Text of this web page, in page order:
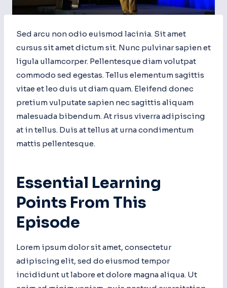
Sed arcu non odio euismod lacinia. Sit amet
cursus sit amet dictum sit. Nunc pulvinar sapien et
ligula ullamcorper. Pellentesque diam volutpat
commodo sed egestas. Tellus elementum sagittis
vitae et leo duis ut diam quam. Eleifend donec
pretium vulputate sapien nec sagittis aliquam
malesuada bibendum. At risus viverra adipiscing
at in tellus. Duis at tellus at urna condimentum
mattis pellentesque.
Essential Learning
Points From This
Episode
Lorem ipsum dolor sit amet, consectetur
adipiscing elit, sed do eiusmod tempor
incididunt ut labore et dolore magna aliqua. Ut